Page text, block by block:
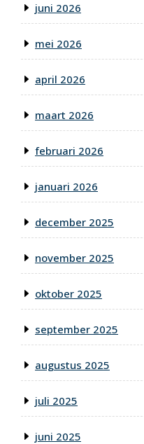
juni 2026
mei 2026
april 2026
maart 2026
februari 2026
januari 2026
december 2025
november 2025
oktober 2025
september 2025
augustus 2025
juli 2025
juni 2025